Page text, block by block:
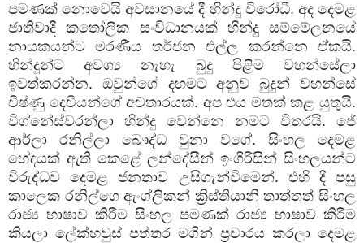
පමණක් නොවෙයි අවසානයේ දී හින්දු විරෝධී. අද දෙමළ
ජාතිවාදී කතෝලික සංවිධානයක් හින්දු සම්මේලනයේ
නායකයන්ට මරණීය තර්ජන එල්ල කරන්නෙ ඒකයි.
හින්දූන්ට අවශ්‍ය නැහැ බුදු පිළිම වහන්සේලා
ඉවත්කරන්න. ඔවුන්ගේ දහමට අනුව බුදුන් වහන්සේ
විෂ්ණු දෙවියන්ගේ අවතාරයක්. අප එය මතක් කළ යුතුයි.
විග්නේස්වරන්ලා හින්දු වෙන්නෙ නමට විතරයි. ජේ
ආර්ලා රනිල්ලා බෞද්ධ වුනා වගේ. සිංහල දෙමළ
භේදයක් ඇති කෙළේ ලන්දේසීන් ඉංගිරිසින් සිංහලයන්ට
විරුද්ධව දෙමළ ජනතාව උසිගැන්වීමෙන්. එහි දී පසු
කාලෙක රනිල්ගෙ ඇංග්ලිකන් ක්‍රිස්තියානි තාත්තත් සිංහල
රාජ්‍ය භාෂාව කිරීම සිංහල පමණක් රාජ්‍ය භාෂාව කිරීම
කියලා ලේක්හවුස් පත්තර මගින් ප්‍රචාරය කරලා දෙමළ